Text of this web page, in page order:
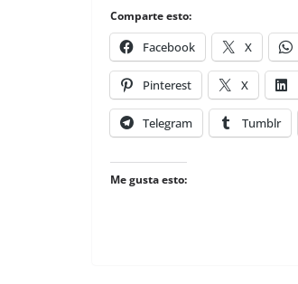
Comparte esto:
Facebook X
Pinterest X
Telegram Tumblr
Me gusta esto: